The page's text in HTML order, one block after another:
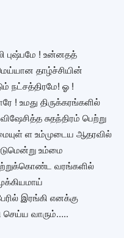
புஷ்பமே ! உன்னதத்
தாழ்ச்சியின்
நட்சத்திரமே! ஓ !
! உமது திருக்கரங்களில்
சுதந்திரம் பெற்று
ள உம்முடைய ஆதரவில்
உம்மை
வரங்களில்
இரங்கி எனக்கு
செய்ய வாரும்…..